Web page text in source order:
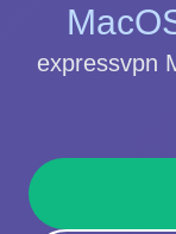
expressvpn